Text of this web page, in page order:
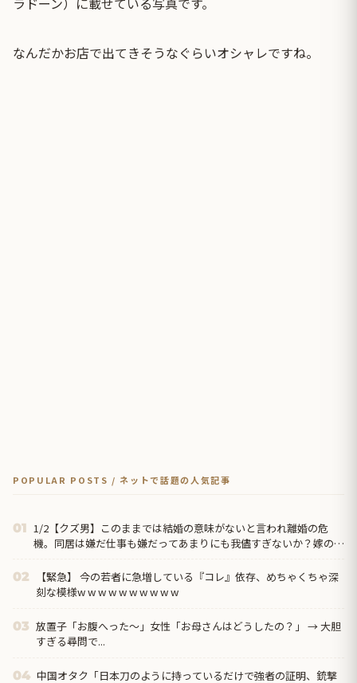
なんだかお店で出てきそうなぐらいオシャレですね。
POPULAR POSTS / ネットで話題の人気記事
01 1/2【クズ男】このままでは結婚の意味がないと言われ離婚の危
機。同居は嫌だ仕事も嫌だってあまりにも我儘すぎないか？嫁の方
02
【緊急】 今の若者に急増している『コレ』依存、めちゃくちゃ深
刻な模様w w w w w w w w w w
03 放置子「お腹へった～」女性「お母さんはどうしたの？」 → 大胆
すぎる尋問で...
04 中国オタク「日本刀のように持っているだけで強者の証明、銃撃